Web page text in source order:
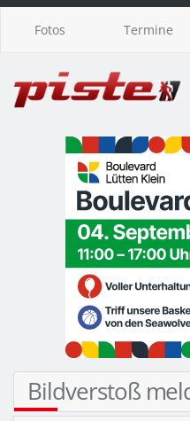
Fotos Termine
Bildverstoß